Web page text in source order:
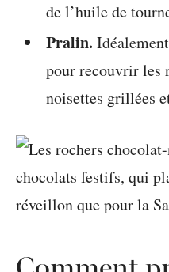
de l’huile de
Pralin.
pour recouvrir les
noisettes grillées